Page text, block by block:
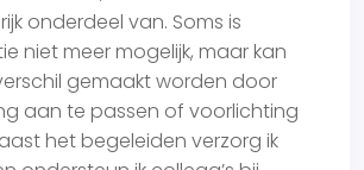
onderdeel van. Soms is
niet meer mogelijk, maar kan
gemaakt worden door
aan te passen of voorlichting
het begeleiden verzorg ik